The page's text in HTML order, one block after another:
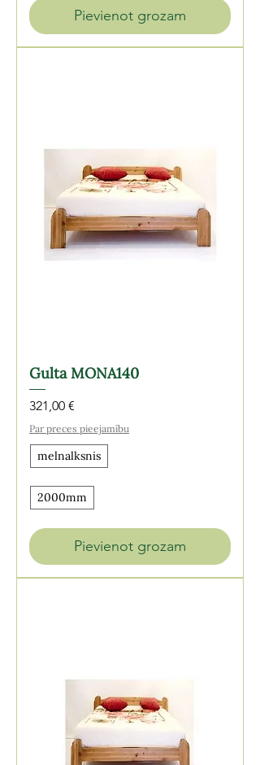
Pievienot grozam
Gulta MONA140
Cena
321,00 €
Par preces pieejamību
melnalksnis
2000mm
Pievienot grozam